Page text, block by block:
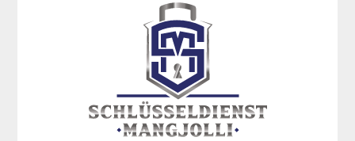
ALARMANLAGEN
KONTAKT